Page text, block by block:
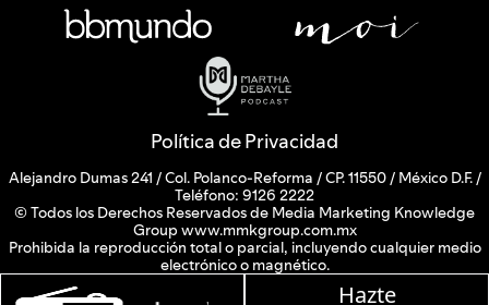
Hazte
Política de Privacidad
Alejandro Dumas 241 / Col. Polanco-Reforma / CP. 11550 / México D.F. /
Teléfono: 9126 2222
© Todos los Derechos Reservados de Media Marketing Knowledge
Group www.mmkgroup.com.mx
Prohibida la reproducción total o parcial, incluyendo cualquier medio
electrónico o magnético.